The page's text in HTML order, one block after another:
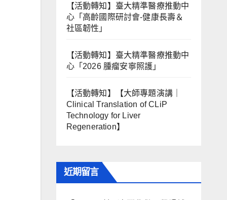
【活動轉知】臺大精準醫療推動中
心「高齡國際研討會-健康長壽＆
社區韌性」
【活動轉知】臺大精準醫療推動中
心「2026 腫瘤安寧照護」
【活動轉知】【大師專題演講｜
Clinical Translation of CLiP
Technology for Liver
Regeneration】
近期留言